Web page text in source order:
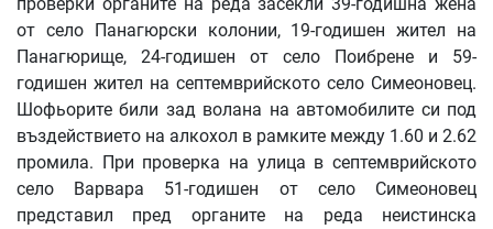
от село Панагюрски колонии, 19-годишен жител на
Панагюрище, 24-годишен от село Поибрене и 59-
годишен жител на септемврийското село Симеоновец.
Шофьорите били зад волана на автомобилите си под
въздействието на алкохол в рамките между 1.60 и 2.62
промила. При проверка на улица в септемврийското
село Варвара 51-годишен от село Симеоновец
представил пред органите на реда неистинска